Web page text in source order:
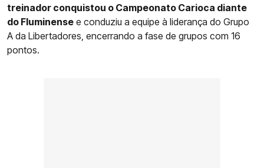
treinador conquistou o Campeonato Carioca diante
do Fluminense e conduziu a equipe à liderança do Grupo
A da Libertadores, encerrando a fase de grupos com 16
pontos.